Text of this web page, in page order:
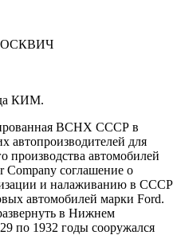
КИМ.
ВСНХ СССР в
для
производства автомобилей
соглашение о
и налаживанию в СССР
автомобилей марки Ford.
в Нижнем
по 1932 годы сооружался